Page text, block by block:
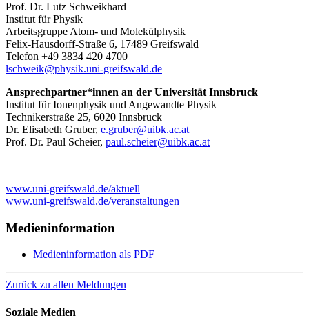
Prof. Dr. Lutz Schweikhard
Institut für Physik
Arbeitsgruppe Atom- und Molekülphysik
Felix-Hausdorff-Straße 6, 17489 Greifswald
Telefon +49 3834 420 4700
lschweik@physik.uni-greifswald.de
Ansprechpartner*innen an der Universität Innsbruck
Institut für Ionenphysik und Angewandte Physik
Technikerstraße 25, 6020 Innsbruck
Dr. Elisabeth Gruber, e.gruber@uibk.ac.at
Prof. Dr. Paul Scheier, paul.scheier@uibk.ac.at
www.uni-greifswald.de/aktuell
www.uni-greifswald.de/veranstaltungen
Medieninformation
Medieninformation als PDF
Zurück zu allen Meldungen
Soziale Medien